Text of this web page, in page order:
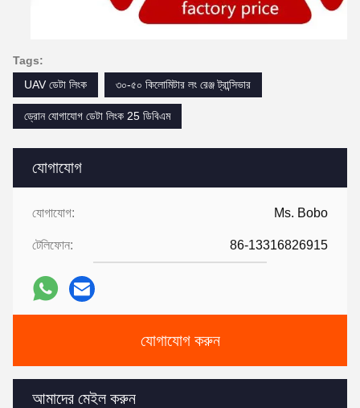
যোগাযোগ
যোগাযোগ: Ms. Bobo
টেলিফোন: 86-13316826915
যোগাযোগ করুন
আমাদের মেইল ​​করুন
Tags:
UAV ডেটা লিংক
৩০-৫০ কিলোমিটার লং রেঞ্জ ট্রান্সিভার
ড্রোন যোগাযোগ ডেটা লিংক 25 ডিবিএম